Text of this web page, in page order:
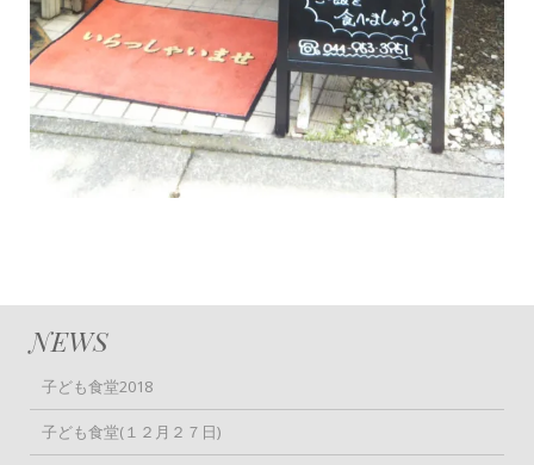
NEWS
子ども食堂2018
子ども食堂(１２月２７日)